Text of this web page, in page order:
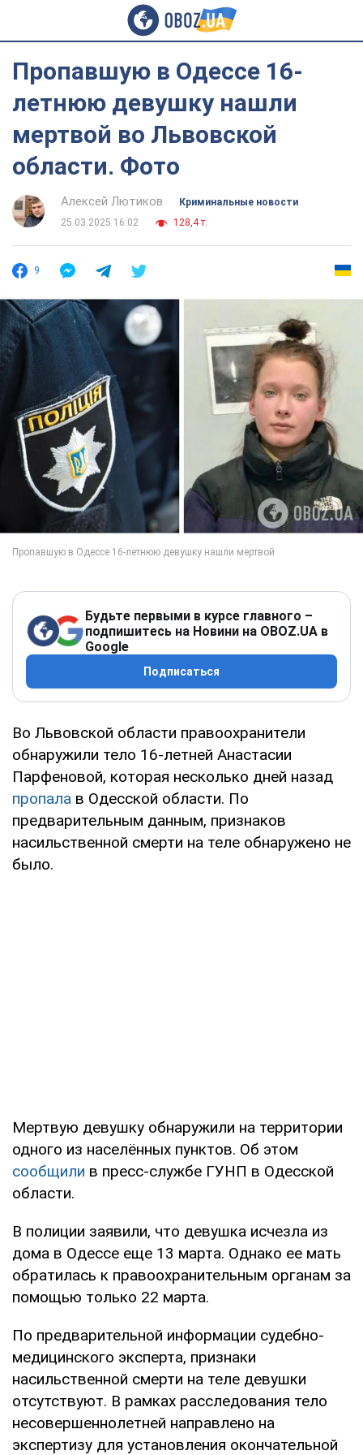
Пропавшую в Одессе 16-
летнюю девушку нашли
мертвой во Львовской
области. Фото
Алексей Лютиков
Криминальные новости
25.03.2025 16:02
128,4 т.
9
Будьте первыми в курсе главного –
подпишитесь на Новини на OBOZ.UA в
Google
Подписаться
Во Львовской области правоохранители
обнаружили тело 16-летней Анастасии
Парфеновой, которая несколько дней назад
пропала в Одесской области. По
предварительным данным, признаков
насильственной смерти на теле обнаружено не
было.
Мертвую девушку обнаружили на территории
одного из населённых пунктов. Об этом
сообщили в пресс-службе ГУНП в Одесской
области.
В полиции заявили, что девушка исчезла из
дома в Одессе еще 13 марта. Однако ее мать
обратилась к правоохранительным органам за
помощью только 22 марта.
По предварительной информации судебно-
медицинского эксперта, признаки
насильственной смерти на теле девушки
отсутствуют. В рамках расследования тело
несовершеннолетней направлено на
экспертизу для установления окончательной